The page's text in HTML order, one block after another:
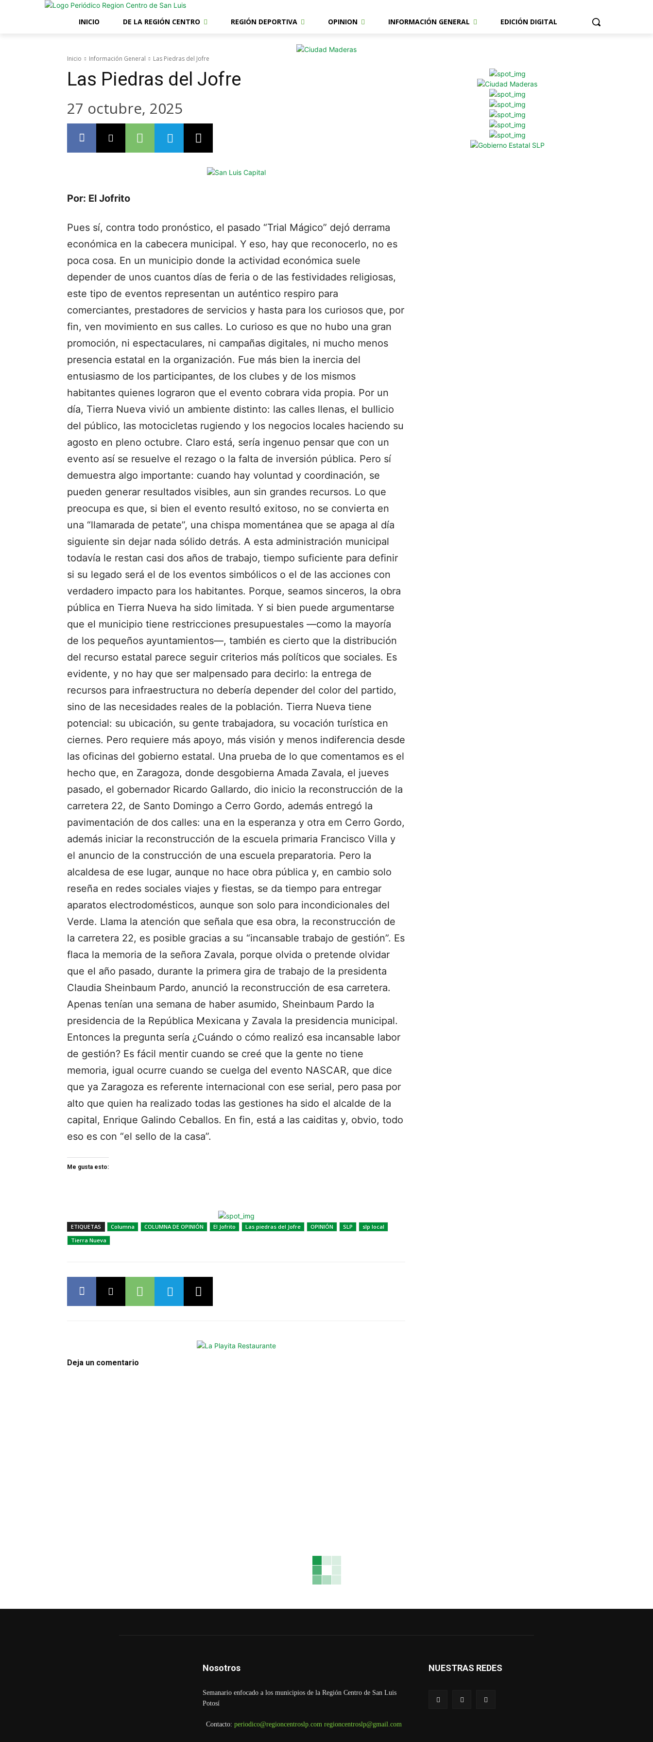
INICIO DE LA REGIÓN CENTRO REGIÓN DEPORTIVA OPINION INFORMACIÓN GENERAL EDICIÓN DIGITAL
Inicio Información General Las Piedras del Jofre
Las Piedras del Jofre
27 octubre, 2025
Por: El Jofrito
Pues sí, contra todo pronóstico, el pasado “Trial Mágico” dejó derrama
económica en la cabecera municipal. Y eso, hay que reconocerlo, no es
poca cosa. En un municipio donde la actividad económica suele
depender de unos cuantos días de feria o de las festividades religiosas,
este tipo de eventos representan un auténtico respiro para
comerciantes, prestadores de servicios y hasta para los curiosos que, por
fin, ven movimiento en sus calles. Lo curioso es que no hubo una gran
promoción, ni espectaculares, ni campañas digitales, ni mucho menos
presencia estatal en la organización. Fue más bien la inercia del
entusiasmo de los participantes, de los clubes y de los mismos
habitantes quienes lograron que el evento cobrara vida propia. Por un
día, Tierra Nueva vivió un ambiente distinto: las calles llenas, el bullicio
del público, las motocicletas rugiendo y los negocios locales haciendo su
agosto en pleno octubre. Claro está, sería ingenuo pensar que con un
evento así se resuelve el rezago o la falta de inversión pública. Pero sí
demuestra algo importante: cuando hay voluntad y coordinación, se
pueden generar resultados visibles, aun sin grandes recursos. Lo que
preocupa es que, si bien el evento resultó exitoso, no se convierta en
una “llamarada de petate”, una chispa momentánea que se apaga al día
siguiente sin dejar nada sólido detrás. A esta administración municipal
todavía le restan casi dos años de trabajo, tiempo suficiente para definir
si su legado será el de los eventos simbólicos o el de las acciones con
verdadero impacto para los habitantes. Porque, seamos sinceros, la obra
pública en Tierra Nueva ha sido limitada. Y si bien puede argumentarse
que el municipio tiene restricciones presupuestales —como la mayoría
de los pequeños ayuntamientos—, también es cierto que la distribución
del recurso estatal parece seguir criterios más políticos que sociales. Es
evidente, y no hay que ser malpensado para decirlo: la entrega de
recursos para infraestructura no debería depender del color del partido,
sino de las necesidades reales de la población. Tierra Nueva tiene
potencial: su ubicación, su gente trabajadora, su vocación turística en
ciernes. Pero requiere más apoyo, más visión y menos indiferencia desde
las oficinas del gobierno estatal. Una prueba de lo que comentamos es el
hecho que, en Zaragoza, donde desgobierna Amada Zavala, el jueves
pasado, el gobernador Ricardo Gallardo, dio inicio la reconstrucción de la
carretera 22, de Santo Domingo a Cerro Gordo, además entregó la
pavimentación de dos calles: una en la esperanza y otra em Cerro Gordo,
además iniciar la reconstrucción de la escuela primaria Francisco Villa y
el anuncio de la construcción de una escuela preparatoria. Pero la
alcaldesa de ese lugar, aunque no hace obra pública y, en cambio solo
reseña en redes sociales viajes y fiestas, se da tiempo para entregar
aparatos electrodomésticos, aunque son solo para incondicionales del
Verde. Llama la atención que señala que esa obra, la reconstrucción de
la carretera 22, es posible gracias a su “incansable trabajo de gestión”. Es
flaca la memoria de la señora Zavala, porque olvida o pretende olvidar
que el año pasado, durante la primera gira de trabajo de la presidenta
Claudia Sheinbaum Pardo, anunció la reconstrucción de esa carretera.
Apenas tenían una semana de haber asumido, Sheinbaum Pardo la
presidencia de la República Mexicana y Zavala la presidencia municipal.
Entonces la pregunta sería ¿Cuándo o cómo realizó esa incansable labor
de gestión? Es fácil mentir cuando se creé que la gente no tiene
memoria, igual ocurre cuando se cuelga del evento NASCAR, que dice
que ya Zaragoza es referente internacional con ese serial, pero pasa por
alto que quien ha realizado todas las gestiones ha sido el alcalde de la
capital, Enrique Galindo Ceballos. En fin, está a las caiditas y, obvio, todo
eso es con “el sello de la casa”.
Me gusta esto:
ETIQUETAS Columna COLUMNA DE OPINIÓN El Jofrito Las piedras del Jofre OPINIÓN SLP
slp local
Tierra Nueva
Deja un comentario
Nosotros
Semanario enfocado a los municipios de la Región Centro de San Luis
Potosí
Contacto: periodico@regioncentroslp.com regioncentroslp@gmail.com
NUESTRAS REDES